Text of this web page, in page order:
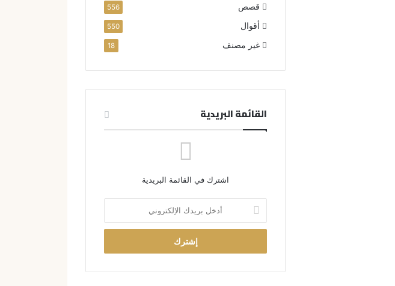
قصص 556
أقوال 550
غير مصنف 18
القائمة البريدية
اشترك في القائمة البريدية
خ
ب